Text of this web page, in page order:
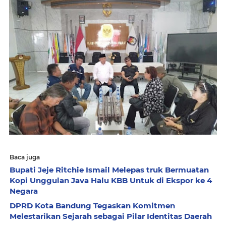
Baca juga
Bupati Jeje Ritchie Ismail Melepas truk Bermuatan
Kopi Unggulan Java Halu KBB Untuk di Ekspor ke 4
Negara
DPRD Kota Bandung Tegaskan Komitmen
Melestarikan Sejarah sebagai Pilar Identitas Daerah